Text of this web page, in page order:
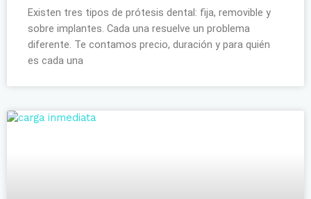
Existen tres tipos de prótesis dental: fija, removible y
sobre implantes. Cada una resuelve un problema
diferente. Te contamos precio, duración y para quién
es cada una